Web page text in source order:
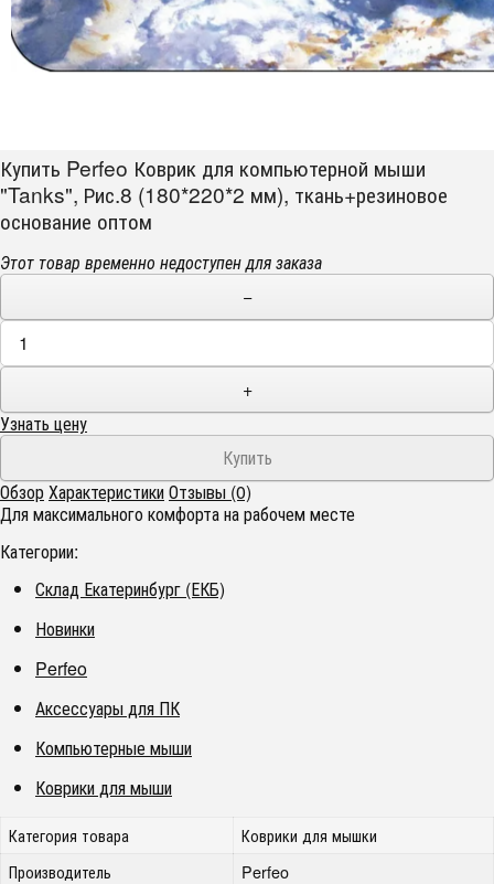
Купить Perfeo Коврик для компьютерной мыши
"Tanks", Рис.8 (180*220*2 мм), ткань+резиновое
основание оптом
Этот товар временно недоступен для заказа
−
+
Узнать цену
ОбзорХарактеристикиОтзывы (0)
Для максимального комфорта на рабочем месте
Категории:
Склад Екатеринбург (ЕКБ)
Новинки
Perfeo
Аксессуары для ПК
Компьютерные мыши
Коврики для мыши
Категория товара
Коврики для мышки
Производитель
Perfeo